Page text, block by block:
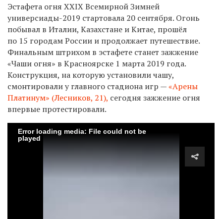
Эстафета огня XXIX Всемирной Зимней
универсиады-2019 стартовала 20 сентября. Огонь
побывал в Италии, Казахстане и Китае, прошёл
по 15 городамРоссии и продолжает путешествие.
Финальным штрихом в эстафете станет зажжение
«Чаши огня» в Красноярске 1 марта 2019 года.
Конструкция, на которую установили чашу,
смонтировали у главного стадиона игр —«Арены
Платинум» (Лесников, 21), сегодня зажжение огня
впервые протестировали.
Error loading media: File could not be
played